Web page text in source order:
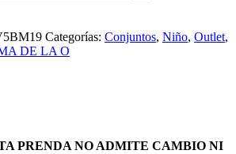
Categorías: Conjuntos, Niño, Outlet,
DE LA O
PRENDA NO ADMITE CAMBIO NI